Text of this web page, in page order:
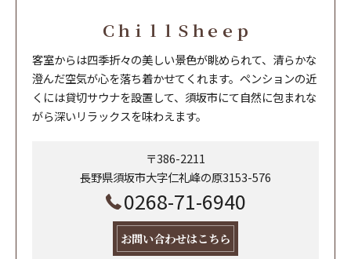
ＣｈｉｌｌＳｈｅｅｐ
客室からは四季折々の美しい景色が眺められて、清らかな
澄んだ空気が心を落ち着かせてくれます。ペンションの近
くには貸切サウナを設置して、須坂市にて自然に包まれな
がら深いリラックスを味わえます。
〒386-2211
長野県須坂市大字仁礼峰の原3153-576
0268-71-6940
お問い合わせはこちら